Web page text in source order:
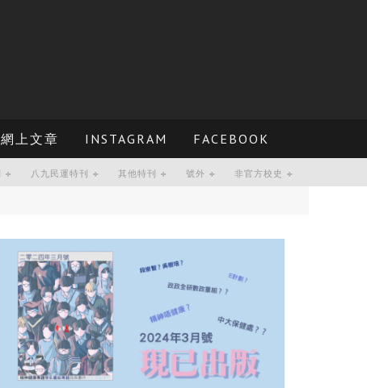
網上文章 INSTAGRAM FACEBOOK
八九民運特刊 其他特刊 號外 非官方校史